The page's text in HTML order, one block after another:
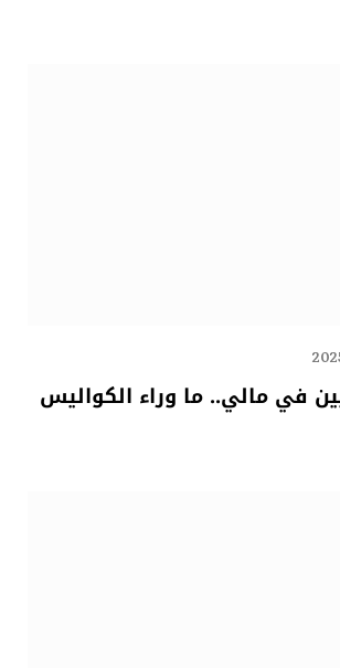
في مالي.. ما وراء الكواليس